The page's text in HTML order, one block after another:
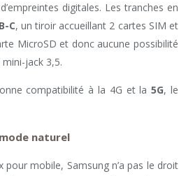
digitales. Les tranches en
C, un tiroir accueillant 2 cartes SIM et
MicroSD et donc aucune possibilité
jack 3,5.
compatibilité à la 4G et la5G, le
naturel
mobile, Samsung n’a pas le droit